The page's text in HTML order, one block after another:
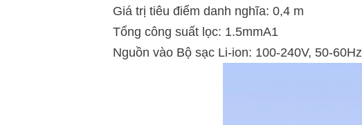
Giá trị tiêu điểm danh nghĩa: 0,4 m
Tổng công suất lọc: 1.5mmA1
Nguồn vào Bộ sạc Li-ion: 100-240V, 50-60Hz